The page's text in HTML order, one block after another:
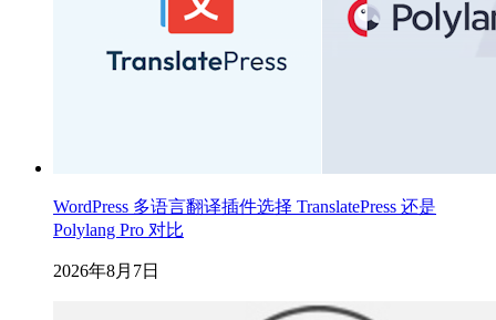
WordPress 多语言翻译插件选择 TranslatePress 还是
Polylang Pro 对比
2026年8月7日